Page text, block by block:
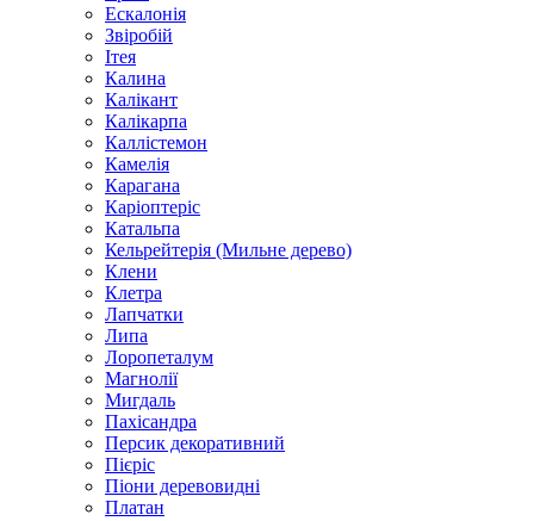
Ескалонія
Звіробій
Ітея
Калина
Калікант
Калікарпа
Каллістемон
Камелія
Карагана
Каріоптеріс
Катальпа
Кельрейтерія (Мильне дерево)
Клени
Клетра
Лапчатки
Липа
Лоропеталум
Магнолії
Мигдаль
Пахісандра
Персик декоративний
Пієріс
Піони деревовидні
Платан